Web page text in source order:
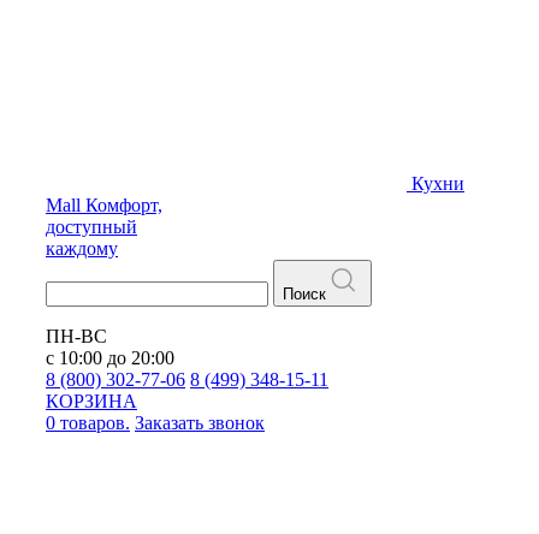
Кухни
Mall Комфорт,
доступный
каждому
Поиск
ПН-ВС
с 10:00 до 20:00
8 (800) 302-77-06 8 (499) 348-15-11
КОРЗИНА
0 товаров. Заказать звонок